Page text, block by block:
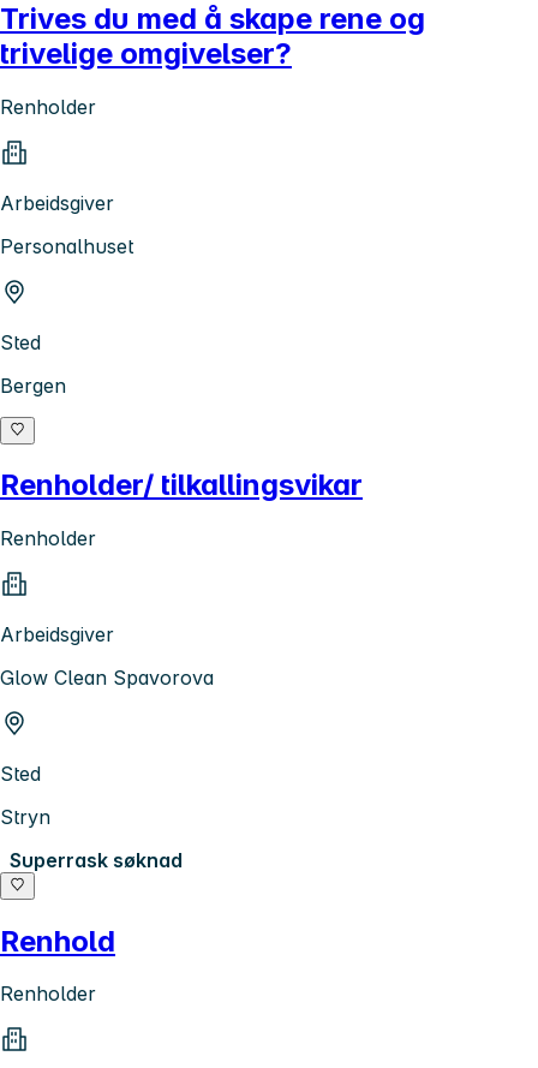
Trives du med å skape rene og
trivelige omgivelser?
Renholder
Arbeidsgiver
Personalhuset
Sted
Bergen
Renholder/ tilkallingsvikar
Renholder
Arbeidsgiver
Glow Clean Spavorova
Sted
Stryn
Superrask søknad
Renhold
Renholder